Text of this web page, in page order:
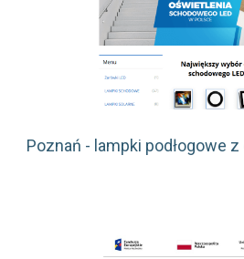
Poznań - lampki podłogowe